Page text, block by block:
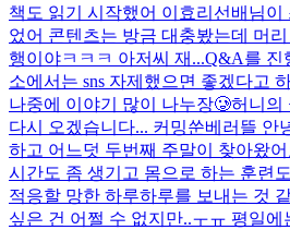
책도 읽기 시작했어 이효리선배님이
었어 콘텐츠는 방금 대충봤는데 머
행이야ㅋㅋㅋ 아저씨 재...Q&A를 진
소에서는 sns 자제했으면 좋겠다고
나중에 이야기 많이 나누장🥲허니의
다시 오겠습니다... 커밍쑨베러뜰 안
하고 어느덧 두번째 주말이 찾아왔
시간도 좀 생기고 몸으로 하는 훈련
적응할 망한 하루하루를 보내는 것
싶은 건 어쩔 수 없지만..ㅜㅠ 평일에